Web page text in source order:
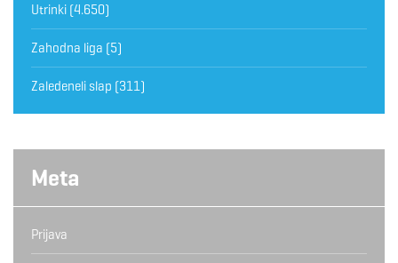
Utrinki (4.650)
Zahodna liga (5)
Zaledeneli slap (311)
Meta
Prijava